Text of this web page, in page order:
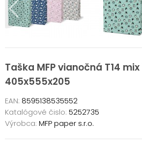
Taška MFP vianočná T14 mix
405x555x205
EAN: 8595138535552
Katalógové čislo: 5252735
Výrobca: MFP paper s.r.o.